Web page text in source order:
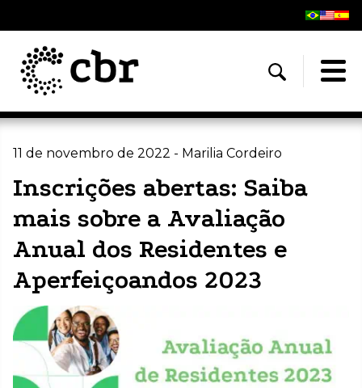
11 de novembro de 2022 - Marilia Cordeiro
Inscrições abertas: Saiba
mais sobre a Avaliação
Anual dos Residentes e
Aperfeiçoandos 2023